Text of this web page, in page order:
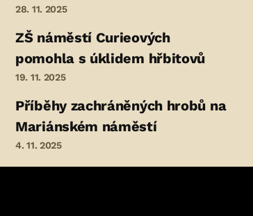
28. 11. 2025
ZŠ náměstí Curieových
pomohla s úklidem hřbitovů
19. 11. 2025
Příběhy zachráněných hrobů na
Mariánském náměstí
4. 11. 2025